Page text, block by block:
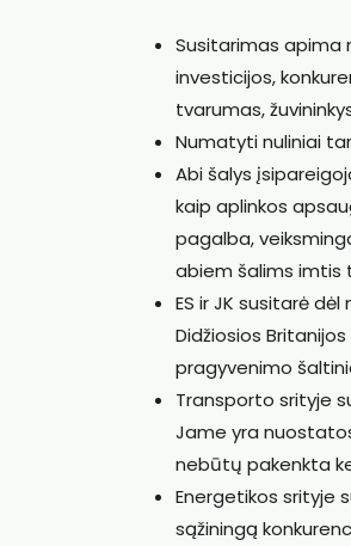
Susitarimas apima
investicijos,
tvarumas,
Numatyti nuliniai
Abi šalys
kaip aplinkos
pagalba,
abiem šalims imtis
ES ir JK susitarė
Didžiosios
pragyvenimo
Transporto srityje
Jame yra
nebūtų pakenkta
Energetikos srityje
sąžiningą